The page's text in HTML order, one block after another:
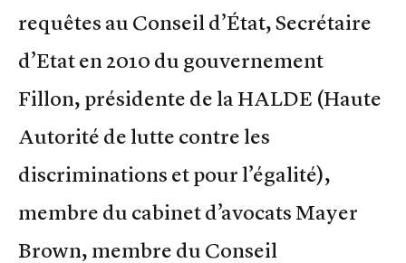
requêtes au Conseil d’État, Secrétaire
d’Etat en 2010 du gouvernement
Fillon, présidente de la HALDE (Haute
Autorité de lutte contre les
discriminations et pour l’égalité),
membre du cabinet d’avocats Mayer
Brown, membre du Conseil